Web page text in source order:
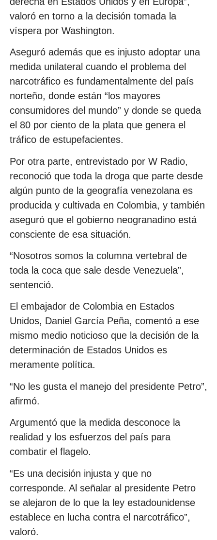
valoró en torno a la decisión tomada la
víspera por Washington.
Aseguró además que es injusto adoptar una
medida unilateral cuando el problema del
narcotráfico es fundamentalmente del país
norteño, donde están “los mayores
consumidores del mundo” y donde se queda
el 80 por ciento de la plata que genera el
tráfico de estupefacientes.
Por otra parte, entrevistado por W Radio,
reconoció que toda la droga que parte desde
algún punto de la geografía venezolana es
producida y cultivada en Colombia, y también
aseguró que el gobierno neogranadino está
consciente de esa situación.
“Nosotros somos la columna vertebral de
toda la coca que sale desde Venezuela”,
sentenció.
El embajador de Colombia en Estados
Unidos, Daniel García Peña, comentó a ese
mismo medio noticioso que la decisión de la
determinación de Estados Unidos es
meramente política.
“No les gusta el manejo del presidente Petro”,
afirmó.
Argumentó que la medida desconoce la
realidad y los esfuerzos del país para
combatir el flagelo.
“Es una decisión injusta y que no
corresponde. Al señalar al presidente Petro
se alejaron de lo que la ley estadounidense
establece en lucha contra el narcotráfico”,
valoró.